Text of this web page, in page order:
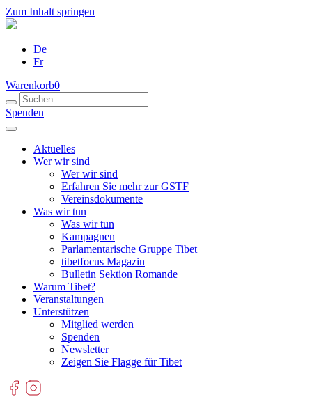
Zum Inhalt springen
De
Fr
Warenkorb0
Spenden
Aktuelles
Wer wir sind
Wer wir sind
Erfahren Sie mehr zur GSTF
Vereinsdokumente
Was wir tun
Was wir tun
Kampagnen
Parlamentarische Gruppe Tibet
tibetfocus Magazin
Bulletin Sektion Romande
Warum Tibet?
Veranstaltungen
Unterstützen
Mitglied werden
Spenden
Newsletter
Zeigen Sie Flagge für Tibet